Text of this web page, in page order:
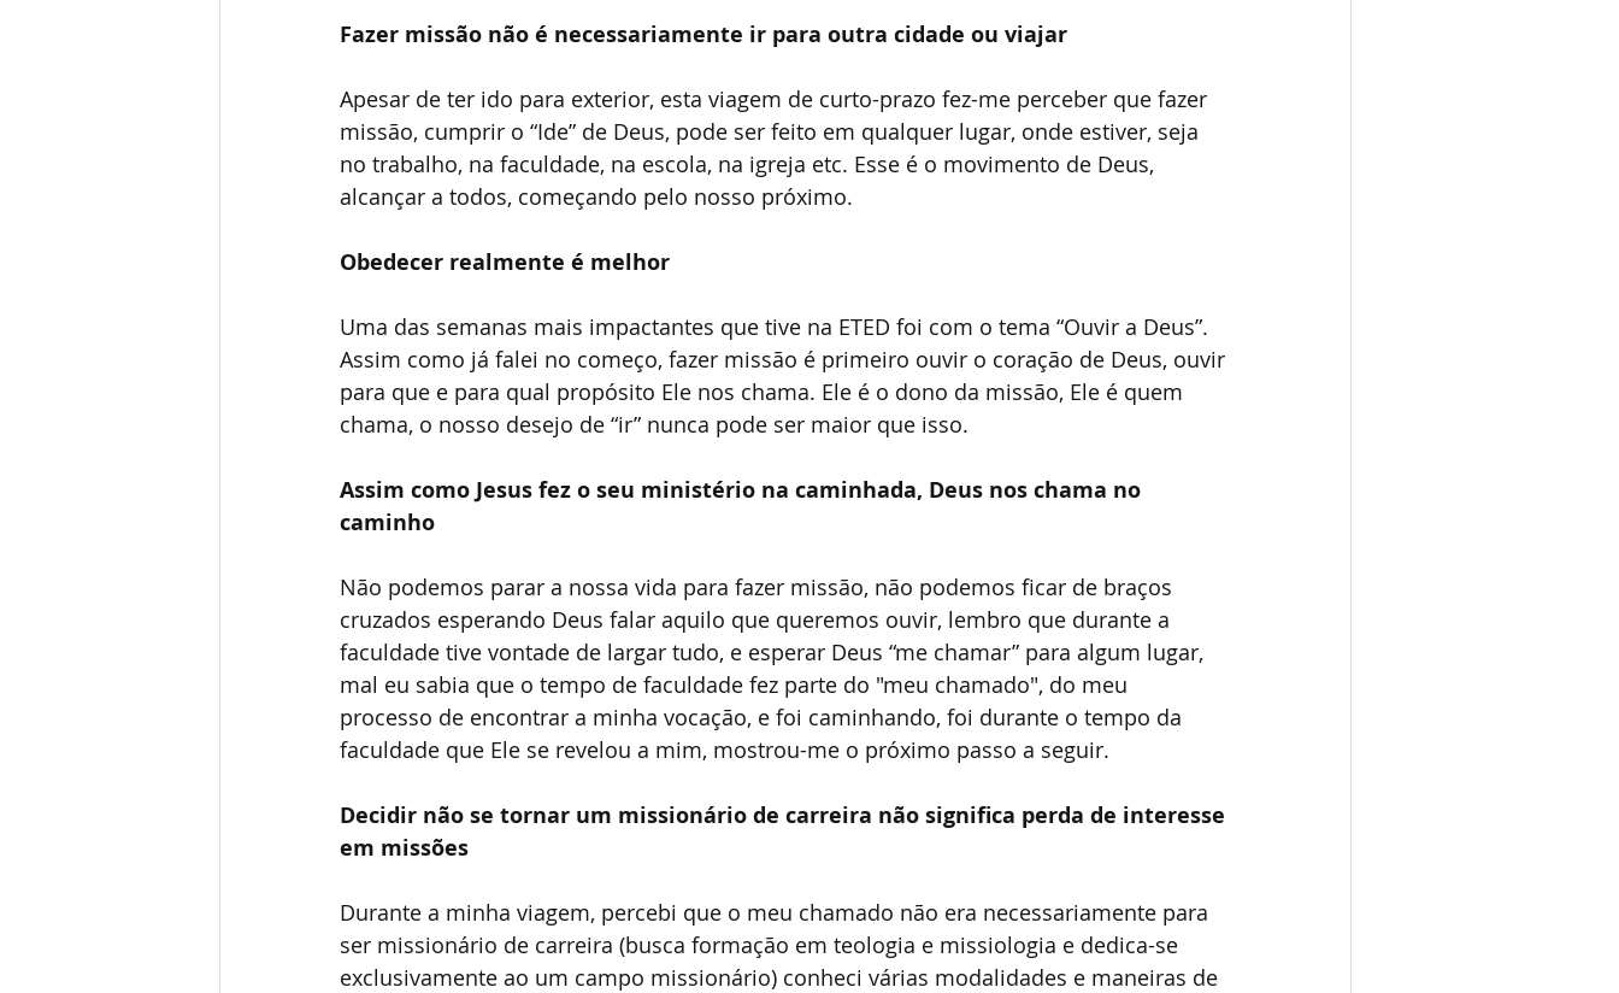
Fazer missão não é necessariamente ir para outra cidade ou viajar
Apesar de ter ido para exterior, esta viagem de curto-prazo fez-me perceber que fazer
missão, cumprir o “Ide” de Deus, pode ser feito em qualquer lugar, onde estiver, seja
no trabalho, na faculdade, na escola, na igreja etc. Esse é o movimento de Deus,
alcançar a todos, começando pelo nosso próximo.
Obedecer realmente é melhor
Uma das semanas mais impactantes que tive na ETED foi com o tema “Ouvir a Deus”.
Assim como já falei no começo, fazer missão é primeiro ouvir o coração de Deus, ouvir
para que e para qual propósito Ele nos chama. Ele é o dono da missão, Ele é quem
chama, o nosso desejo de “ir” nunca pode ser maior que isso.
Assim como Jesus fez o seu ministério na caminhada, Deus nos chama no
caminho
Não podemos parar a nossa vida para fazer missão, não podemos ficar de braços
cruzados esperando Deus falar aquilo que queremos ouvir, lembro que durante a
faculdade tive vontade de largar tudo, e esperar Deus “me chamar” para algum lugar,
mal eu sabia que o tempo de faculdade fez parte do "meu chamado", do meu
processo de encontrar a minha vocação, e foi caminhando, foi durante o tempo da
faculdade que Ele se revelou a mim, mostrou-me o próximo passo a seguir.
Decidir não se tornar um missionário de carreira não significa perda de interesse
em missões
Durante a minha viagem, percebi que o meu chamado não era necessariamente para
ser missionário de carreira (busca formação em teologia e missiologia e dedica-se
exclusivamente ao um campo missionário) conheci várias modalidades e maneiras de